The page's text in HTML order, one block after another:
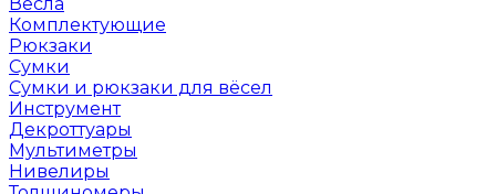
Комплектующие
Рюкзаки
Сумки
Сумки и рюкзаки для вёсел
Инструмент
Декроттуары
Мультиметры
Нивелиры